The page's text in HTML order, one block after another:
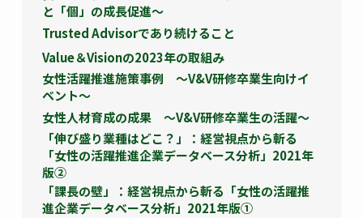
と「個」の成長促進～
Trusted Advisorであり続けること
Value＆Visionの2023年の取組み
女性活躍推進施策事例 ～V&V研修卒業生向けイ
ベント～
女性人材育成の成果 ～V&V研修卒業生の活躍～
「伸び盛り業種はどこ？」：経営視点から斬る
「女性の活躍推進企業データベース分析」2021年
版②
「課長の壁」：経営視点から斬る「女性の活躍推
進企業データベース分析」2021年版①